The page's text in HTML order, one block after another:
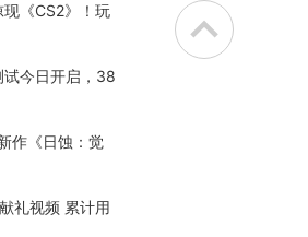
现《CS2》！玩
试今日开启，38
作《日蚀：觉
礼视频 累计用